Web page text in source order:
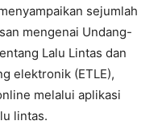
sejumlah
mengenai Undang-
Lalu Lintas dan
elektronik (ETLE),
melalui aplikasi
lintas.